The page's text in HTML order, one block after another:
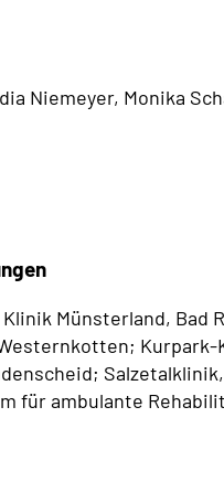
Niemeyer, Monika
Münsterland,
für ambulante